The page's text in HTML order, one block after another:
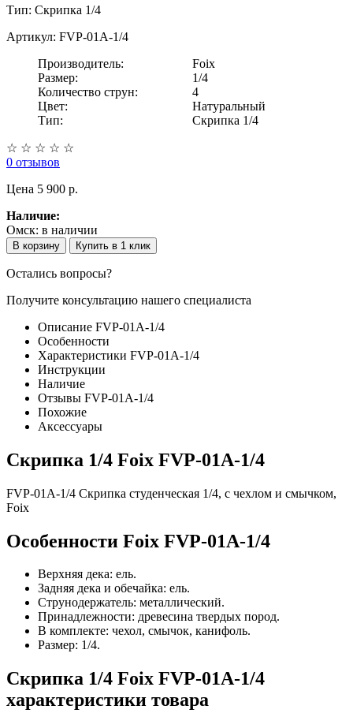
Тип: Скрипка 1/4
Артикул: FVP-01A-1/4
Производитель:
Foix
Размер:
1/4
Количество струн:
4
Цвет:
Натуральный
Тип:
Скрипка 1/4
☆ ☆ ☆ ☆ ☆
0 отзывов
Цена 5 900 p.
Наличие:
Омск: в наличии
В корзину Купить в 1 клик
Остались вопросы?
Получите консультацию нашего специалиста
Описание FVP-01A-1/4
Особенности
Характеристики FVP-01A-1/4
Инструкции
Наличие
Отзывы FVP-01A-1/4
Похожие
Аксессуары
Скрипка 1/4 Foix FVP-01A-1/4
FVP-01A-1/4 Скрипка студенческая 1/4, с чехлом и смычком,
Foix
Особенности Foix FVP-01A-1/4
Верхняя дека: ель.
Задняя дека и обечайка: ель.
Струнодержатель: металлический.
Принадлежности: древесина твердых пород.
В комплекте: чехол, смычок, канифоль.
Размер: 1/4.
Скрипка 1/4 Foix FVP-01A-1/4
характеристики товара